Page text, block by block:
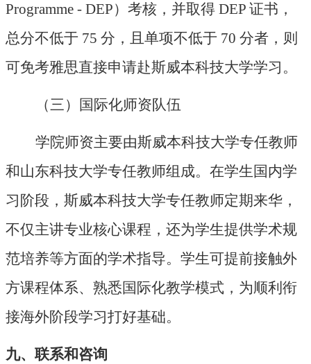
Programme - DEP）考核，并取得 DEP 证书，
总分不低于 75 分，且单项不低于 70 分者，则
可免考雅思直接申请赴斯威本科技大学学习。
（三）国际化师资队伍
学院师资主要由斯威本科技大学专任教师
和山东科技大学专任教师组成。在学生国内学
习阶段，斯威本科技大学专任教师定期来华，
不仅主讲专业核心课程，还为学生提供学术规
范培养等方面的学术指导。学生可提前接触外
方课程体系、熟悉国际化教学模式，为顺利衔
接海外阶段学习打好基础。
九、联系和咨询